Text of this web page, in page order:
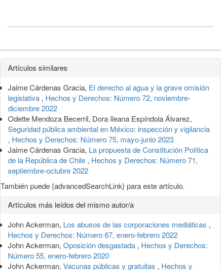
Detalles
del
artículo
Artículos similares
Jaime Cárdenas Gracia, El derecho al agua y la grave omisión
legislativa , Hechos y Derechos: Número 72, noviembre-
diciembre 2022
Odette Mendoza Becerril, Dora Ileana Espíndola Álvarez,
Seguridad pública ambiental en México: inspección y vigilancia
, Hechos y Derechos: Número 75, mayo-junio 2023
Jaime Cárdenas Gracia, La propuesta de Constitución Política
de la República de Chile , Hechos y Derechos: Número 71,
septiembre-octubre 2022
También puede {advancedSearchLink} para este artículo.
Artículos más leídos del mismo autor/a
John Ackerman, Los abusos de las corporaciones mediáticas ,
Hechos y Derechos: Número 67, enero-febrero 2022
John Ackerman, Oposición desgastada , Hechos y Derechos:
Número 55, enero-febrero 2020
John Ackerman, Vacunas públicas y gratuitas , Hechos y